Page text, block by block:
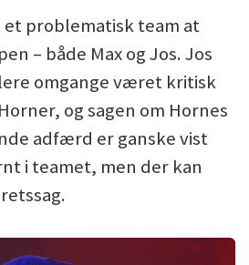
problematisk team at
– både Max og Jos. Jos
omgange været kritisk
og sagen om Hornes
adfærd er ganske vist
i teamet, men der kan